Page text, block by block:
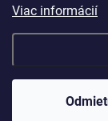
Viac informácií
Copyright